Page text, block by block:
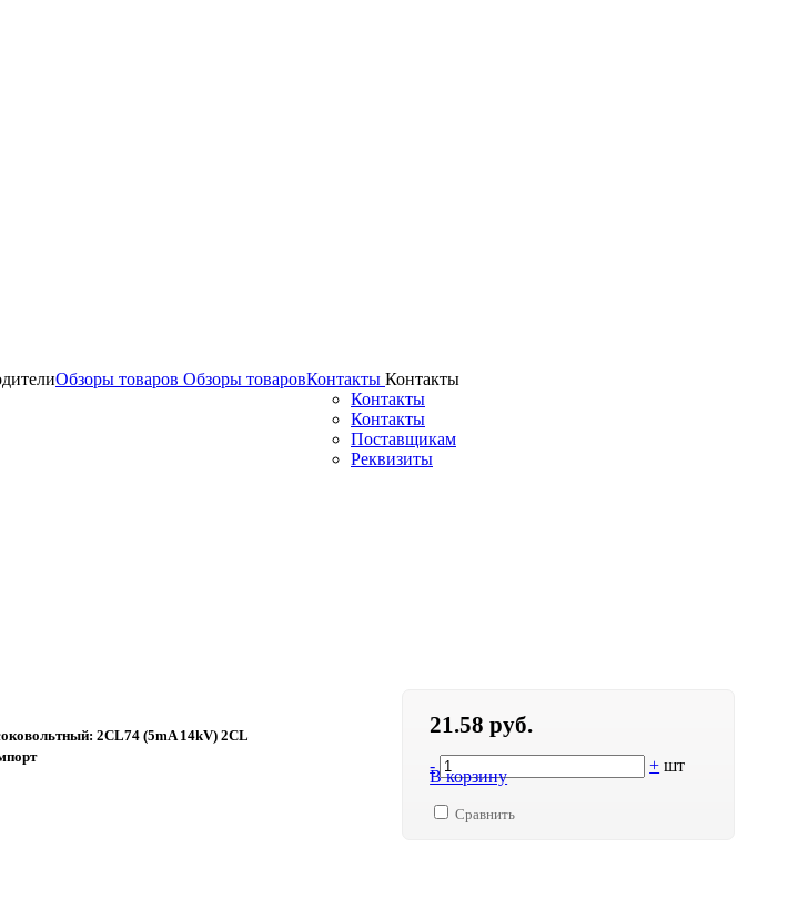
Обзоры товаров Обзоры товаровКонтакты Контакты
Контакты
Контакты
Поставщикам
Реквизиты
21.58 руб.
- + шт
В корзину
Сравнить
2CL74 (5mA 14kV) 2CL